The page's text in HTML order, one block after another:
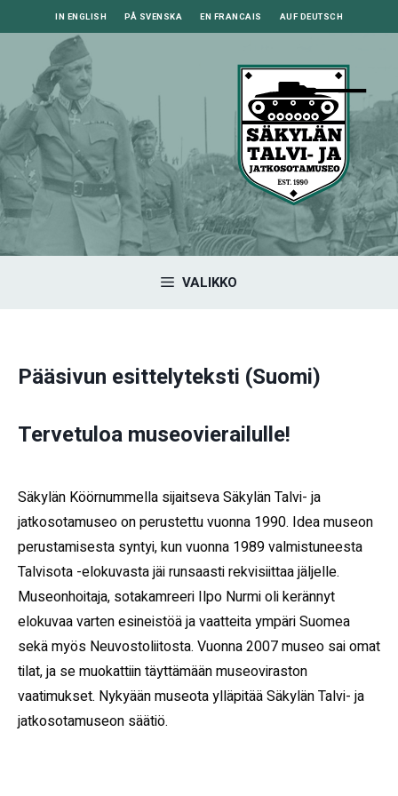
sisältöön
IN ENGLISH PÅ SVENSKA EN FRANCAIS AUF DEUTSCH
VALIKKO
Pääsivun esittelyteksti (Suomi)
Tervetuloa museovierailulle!
Säkylän Köörnummella sijaitseva Säkylän Talvi- ja
jatkosotamuseo on perustettu vuonna 1990. Idea museon
perustamisesta syntyi, kun vuonna 1989 valmistuneesta
Talvisota -elokuvasta jäi runsaasti rekvisiittaa jäljelle.
Museonhoitaja, sotakamreeri Ilpo Nurmi oli kerännyt
elokuvaa varten esineistöä ja vaatteita ympäri Suomea
sekä myös Neuvostoliitosta. Vuonna 2007 museo sai omat
tilat, ja se muokattiin täyttämään museoviraston
vaatimukset. Nykyään museota ylläpitää Säkylän Talvi- ja
jatkosotamuseon säätiö.